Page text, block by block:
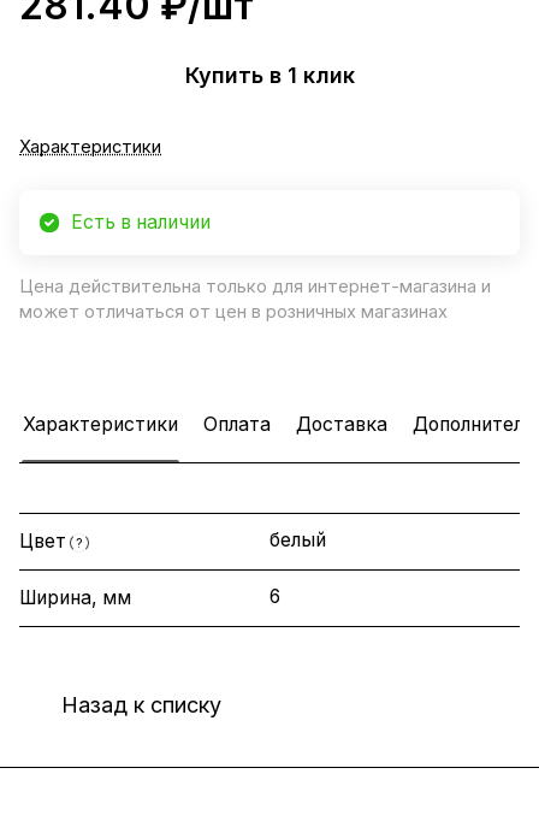
Купить в 1 клик
Характеристики
Есть в наличии
Цена действительна только для интернет-магазина и
может отличаться от цен в розничных магазинах
Характеристики Оплата Доставка
Цвет ? белый
Ширина, мм 6
Назад к списку